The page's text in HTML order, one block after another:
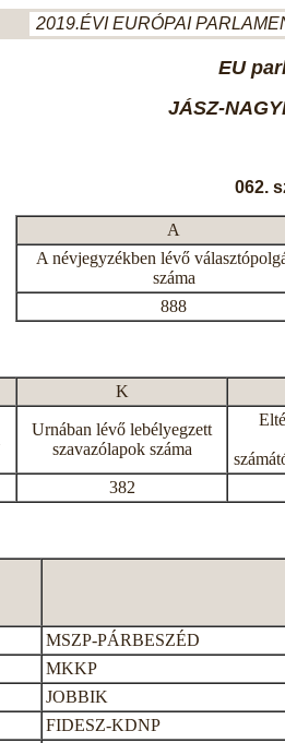
2019.ÉVI EURÓPAI
EU
JÁSZ-
062.
A
A névjegyzékben lévő
száma
888
K
Urnában lévő lebélyegzett
szavazólapok száma
382
MSZP-PÁRBESZÉD
MKKP
JOBBIK
FIDESZ-KDNP